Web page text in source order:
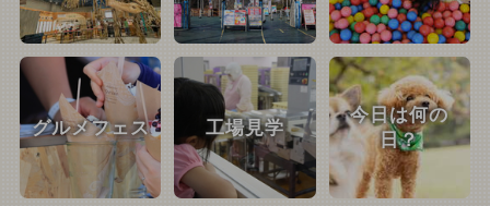
グルメフェス 工場見学
今日は何の
日？